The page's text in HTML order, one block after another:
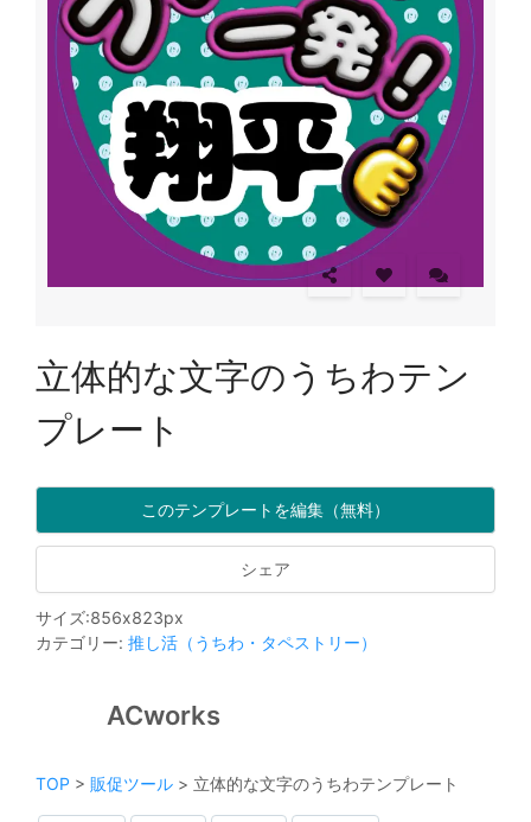
立体的な文字のうちわテン
プレート
このテンプレートを編集（無料）
シェア
サイズ:856x823px
カテゴリー: 推し活（うちわ・タペストリー）
ACworks
TOP > 販促ツール > 立体的な文字のうちわテンプレート